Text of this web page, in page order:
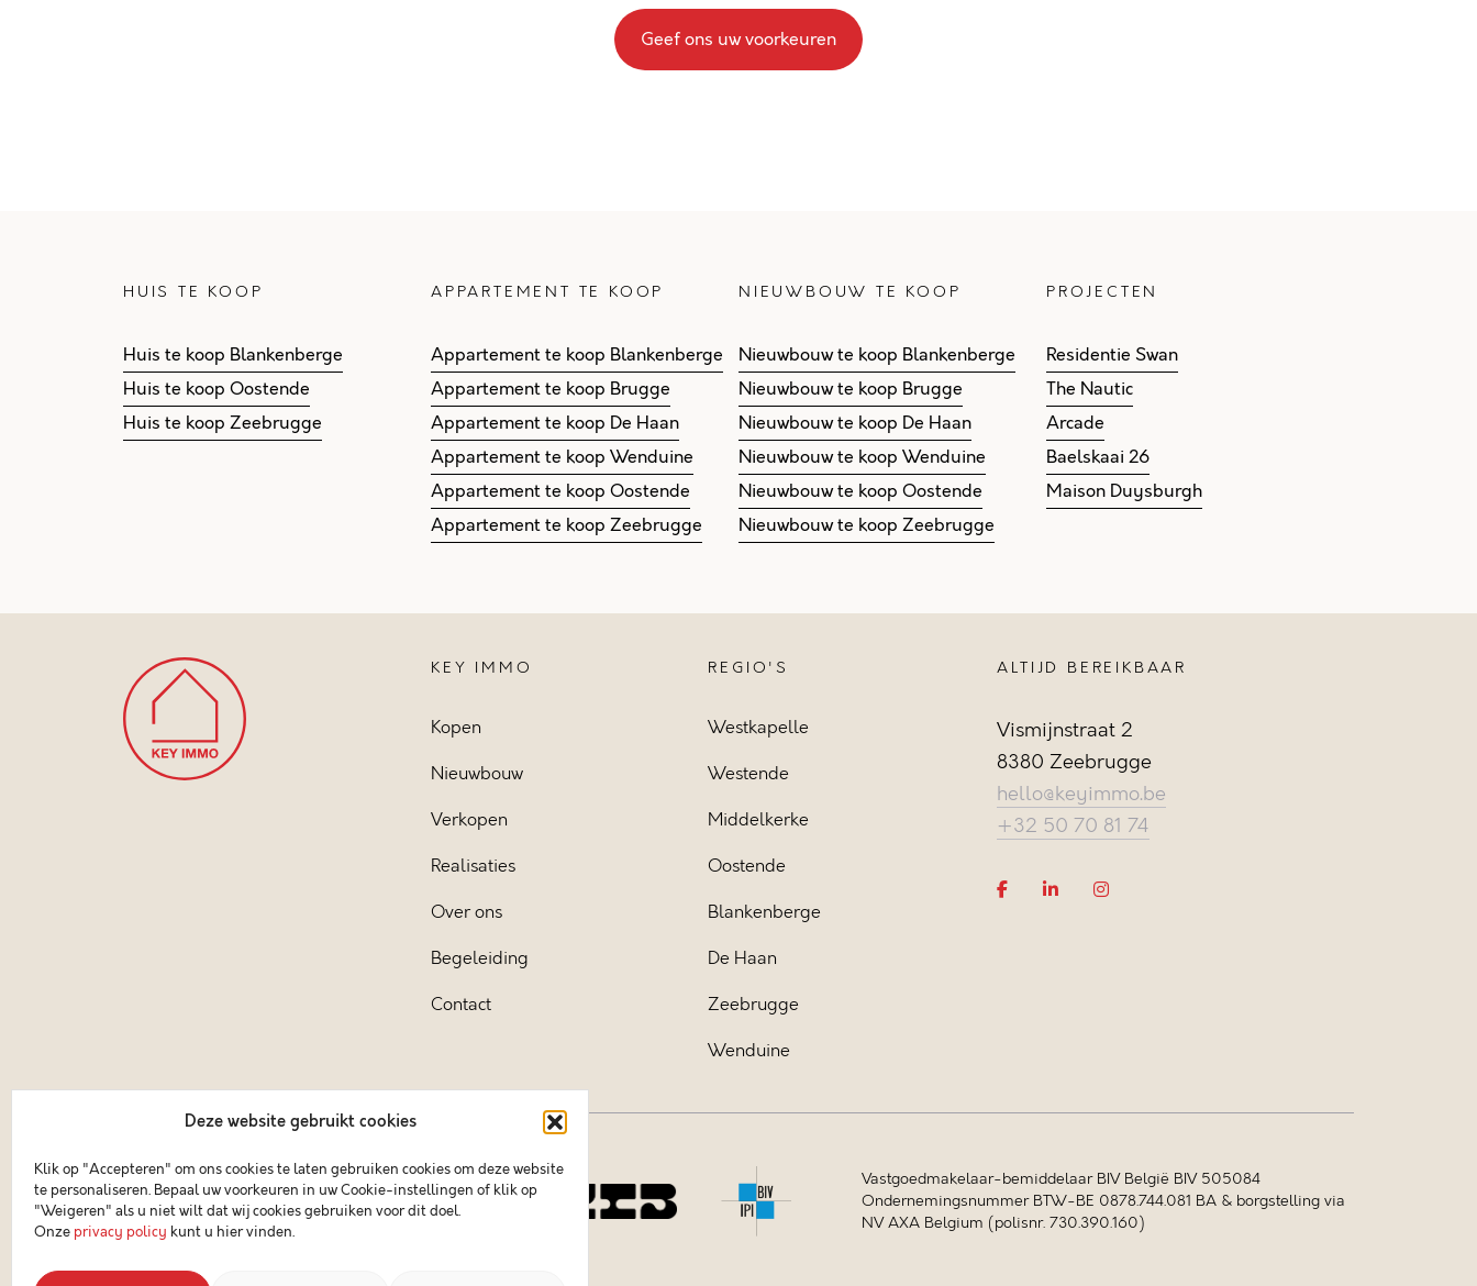
Deze website gebruikt cookies
Klik op "Accepteren" om ons cookies te laten gebruiken cookies om deze website
te personaliseren. Bepaal uw voorkeuren in uw Cookie-instellingen of klik op
"Weigeren" als u niet wilt dat wij cookies gebruiken voor dit doel.
Onze privacy policy kunt u hier vinden.
Geef ons uw voorkeuren
HUIS TE KOOP
Huis te koop Blankenberge
Huis te koop Oostende
Huis te koop Zeebrugge
APPARTEMENT TE KOOP
Appartement te koop Blankenberge
Appartement te koop Brugge
Appartement te koop De Haan
Appartement te koop Wenduine
Appartement te koop Oostende
Appartement te koop Zeebrugge
NIEUWBOUW TE KOOP
Nieuwbouw te koop Blankenberge
Nieuwbouw te koop Brugge
Nieuwbouw te koop De Haan
Nieuwbouw te koop Wenduine
Nieuwbouw te koop Oostende
Nieuwbouw te koop Zeebrugge
PROJECTEN
Residentie Swan
The Nautic
Arcade
Baelskaai 26
Maison Duysburgh
KEY IMMO
Kopen
Nieuwbouw
Verkopen
Realisaties
Over ons
Begeleiding
Contact
REGIO'S
Westkapelle
Westende
Middelkerke
Oostende
Blankenberge
De Haan
Zeebrugge
Wenduine
ALTIJD BEREIKBAAR
Vismijnstraat 2
8380 Zeebrugge
hello@keyimmo.be
+32 50 70 81 74
Vastgoedmakelaar-bemiddelaar BIV België BIV 505084
Ondernemingsnummer BTW-BE 0878.744.081 BA & borgstelling via
NV AXA Belgium (polisnr. 730.390.160)